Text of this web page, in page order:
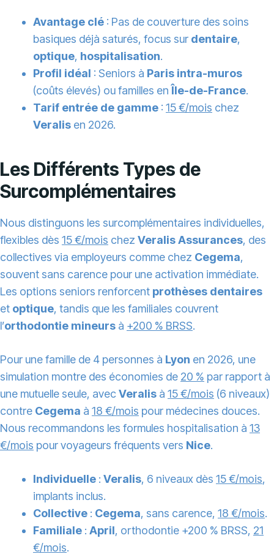
Avantage clé : Pas de couverture des soins
basiques déjà saturés, focus sur dentaire,
optique, hospitalisation.
Profil idéal : Seniors à Paris intra-muros
(coûts élevés) ou familles en Île-de-France.
Tarif entrée de gamme : 15 €/mois chez
Veralis en 2026.
Les Différents Types de
Surcomplémentaires
Nous distinguons les surcomplémentaires individuelles,
flexibles dès 15 €/mois chez Veralis Assurances, des
collectives via employeurs comme chez Cegema,
souvent sans carence pour une activation immédiate.
Les options seniors renforcent prothèses dentaires
et optique, tandis que les familiales couvrent
l’orthodontie mineurs à +200 % BRSS.
Pour une famille de 4 personnes à Lyon en 2026, une
simulation montre des économies de 20 % par rapport à
une mutuelle seule, avecVeralis à 15 €/mois (6 niveaux)
contre Cegema à 18 €/mois pour médecines douces.
Nous recommandons les formules hospitalisation à 13
€/mois pour voyageurs fréquents vers Nice.
Individuelle : Veralis, 6 niveaux dès 15 €/mois,
implants inclus.
Collective : Cegema, sans carence, 18 €/mois.
Familiale : April, orthodontie +200 % BRSS, 21
€/mois.